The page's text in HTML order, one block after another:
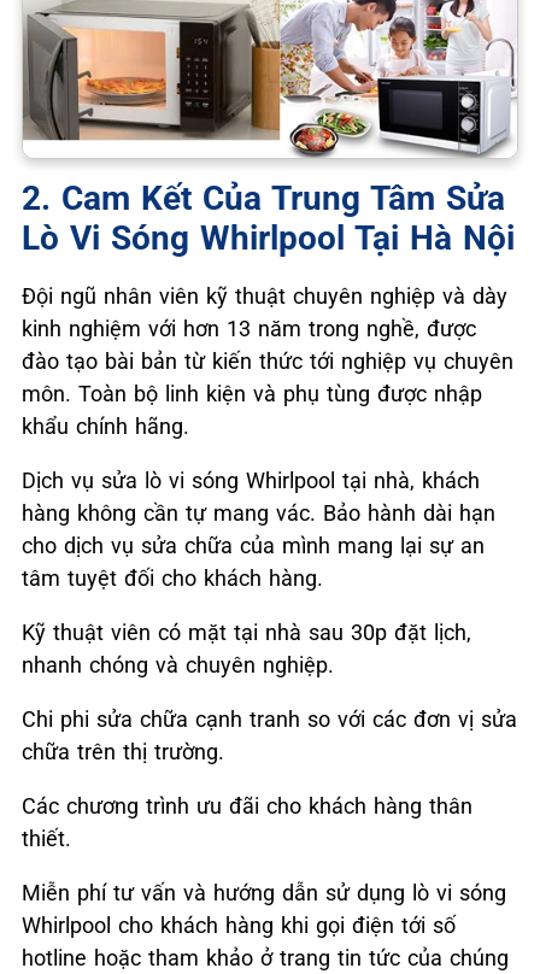
2. Cam Kết Của Trung Tâm Sửa
Lò Vi Sóng Whirlpool Tại Hà Nội
Đội ngũ nhân viên kỹ thuật chuyên nghiệp và dày
kinh nghiệm với hơn 13 năm trong nghề, được
đào tạo bài bản từ kiến thức tới nghiệp vụ chuyên
môn. Toàn bộ linh kiện và phụ tùng được nhập
khẩu chính hãng.
Dịch vụ sửa lò vi sóng Whirlpool tại nhà, khách
hàng không cần tự mang vác. Bảo hành dài hạn
cho dịch vụ sửa chữa của mình mang lại sự an
tâm tuyệt đối cho khách hàng.
Kỹ thuật viên có mặt tại nhà sau 30p đặt lịch,
nhanh chóng và chuyên nghiệp.
Chi phi sửa chữa cạnh tranh so với các đơn vị sửa
chữa trên thị trường.
Các chương trình ưu đãi cho khách hàng thân
thiết.
Miễn phí tư vấn và hướng dẫn sử dụng lò vi sóng
Whirlpool cho khách hàng khi gọi điện tới số
hotline hoặc tham khảo ở trang tin tức của chúng